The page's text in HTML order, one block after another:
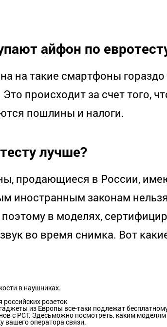
айфон по
на такие смартфоны
происходит за счет того,
пошлины и налоги.
лучше?
продающиеся в России,
иностранным законам
в моделях,
во время снимка. Вот
в наушниках.
розеток
из Европы все-таки подлежат
с РСТ. Здесьможно посмотреть, каким моделям
оператора связи.